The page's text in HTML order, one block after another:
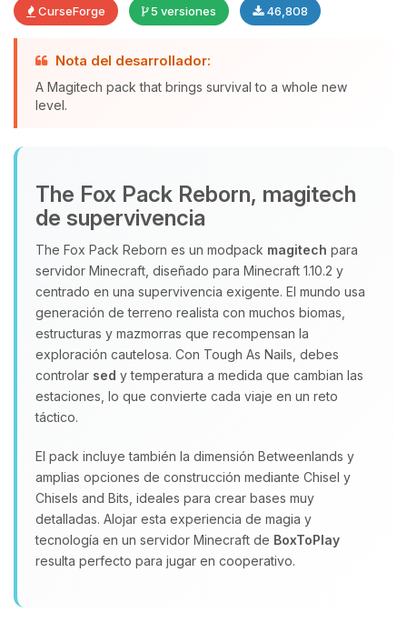
CurseForge 5 versiones 46,808
Nota del desarrollador:
A Magitech pack that brings survival to a whole new
level.
The Fox Pack Reborn, magitech
de supervivencia
The Fox Pack Reborn es un modpack magitech para
servidor Minecraft, diseñado para Minecraft 1.10.2 y
centrado en una supervivencia exigente. El mundo usa
generación de terreno realista con muchos biomas,
estructuras y mazmorras que recompensan la
exploración cautelosa. Con Tough As Nails, debes
controlar sed y temperatura a medida que cambian las
estaciones, lo que convierte cada viaje en un reto
táctico.
El pack incluye también la dimensión Betweenlands y
amplias opciones de construcción mediante Chisel y
Chisels and Bits, ideales para crear bases muy
detalladas. Alojar esta experiencia de magia y
tecnología en un servidor Minecraft de BoxToPlay
resulta perfecto para jugar en cooperativo.
pequenos circuitos para ayudarte.
08/08/2026 17:24